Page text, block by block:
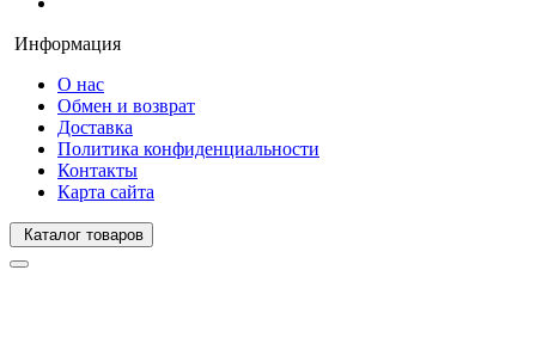
Информация
О нас
Обмен и возврат
Доставка
Политика конфиденциальности
Контакты
Карта сайта
Каталог товаров